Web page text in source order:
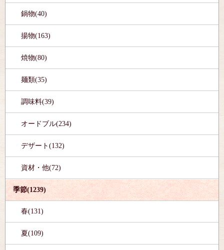
鍋物(40)
揚物(163)
焼物(80)
麺類(35)
調味料(39)
オードブル(234)
デザート(132)
資材・他(72)
季節(1239)
春(131)
夏(109)